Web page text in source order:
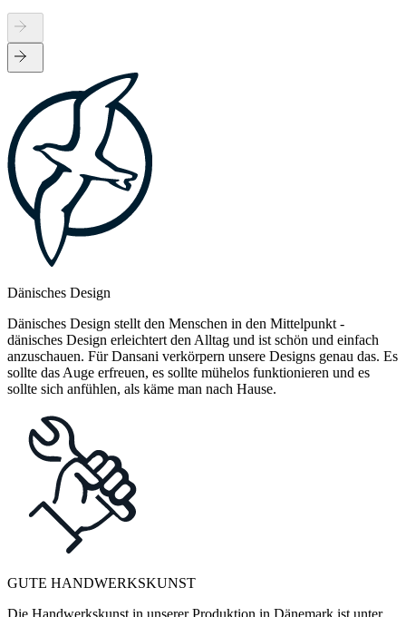
Dänisches Design
Dänisches Design stellt den Menschen in den Mittelpunkt -
dänisches Design erleichtert den Alltag und ist schön und einfach
anzuschauen. Für Dansani verkörpern unsere Designs genau das. Es
sollte das Auge erfreuen, es sollte mühelos funktionieren und es
sollte sich anfühlen, als käme man nach Hause.
GUTE HANDWERKSKUNST